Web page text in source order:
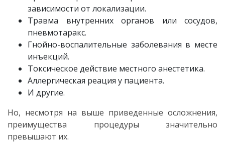
зависимости от локализации.
Травма внутренних органов или сосудов,
пневмотаракс.
Гнойно-воспалительные заболевания в месте
инъекций.
Токсическое действие местного анестетика.
Аллергическая реация у пациента.
И другие.
Но, несмотря на выше приведенные осложнения,
преимущества процедуры значительно
превышают их.